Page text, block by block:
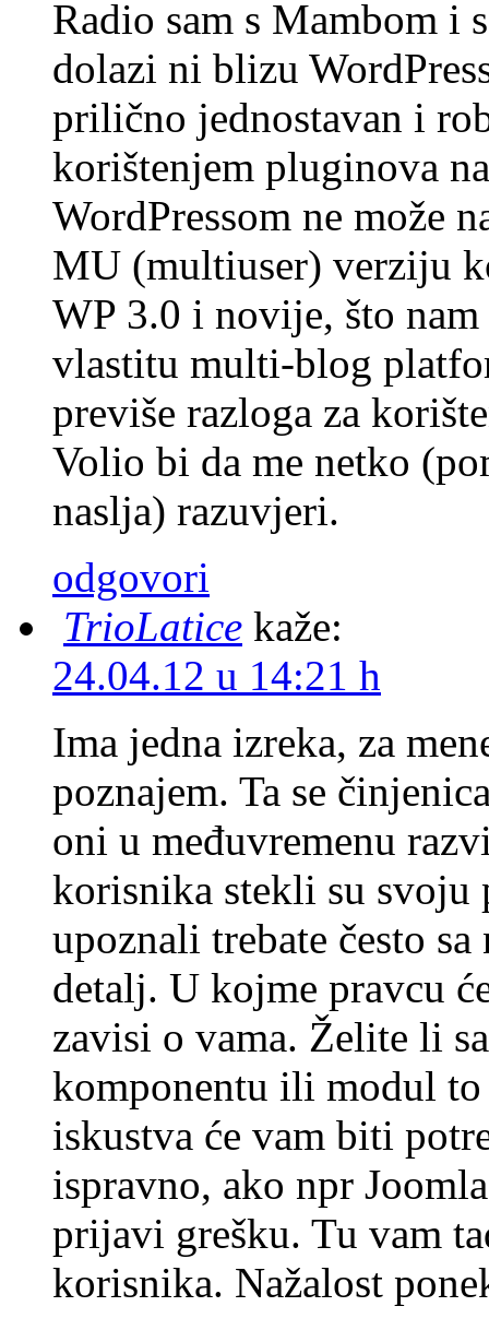
Radio sam s Mambom i
dolazi ni blizu
prilično jednostavan i
korištenjem pluginova
WordPressom ne može
MU (multiuser) verziju
WP 3.0 i novije, što
vlastitu multi-blog
previše razloga za
Volio bi da me netko
naslja) razuvjeri.
odgovori
TrioLatice kaže:
24.04.12 u 14:21 h
Ima jedna izreka, za
poznajem. Ta se
oni u međuvremenu
korisnika stekli su svoju
upoznali trebate često
detalj. U kojme pravcu
zavisi o vama. Želite li
komponentu ili modul
iskustva će vam biti
ispravno, ako npr
prijavi grešku. Tu vam
korisnika. Nažalost